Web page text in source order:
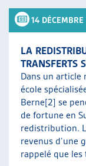
14
LA
TRANSFERTS
Dans un article
école
Berne[2] se
de fortune en
redistribution.
revenus d’une
rappelé que